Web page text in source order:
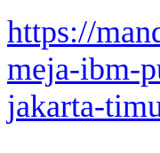
https://
meja-ibm-
jakarta-